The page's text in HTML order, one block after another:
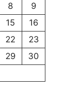
8
9
15
16
22
23
29
30